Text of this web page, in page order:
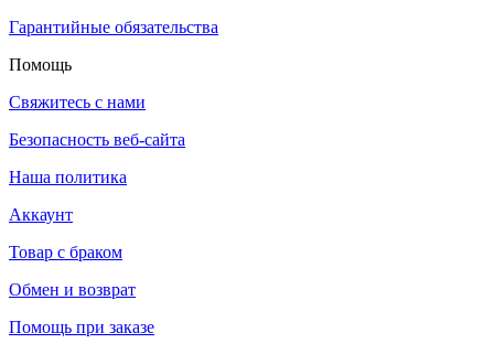
Гарантийные обязательства
Помощь
Свяжитесь с нами
Безопасность веб-сайта
Наша политика
Аккаунт
Товар с браком
Обмен и возврат
Помощь при заказе